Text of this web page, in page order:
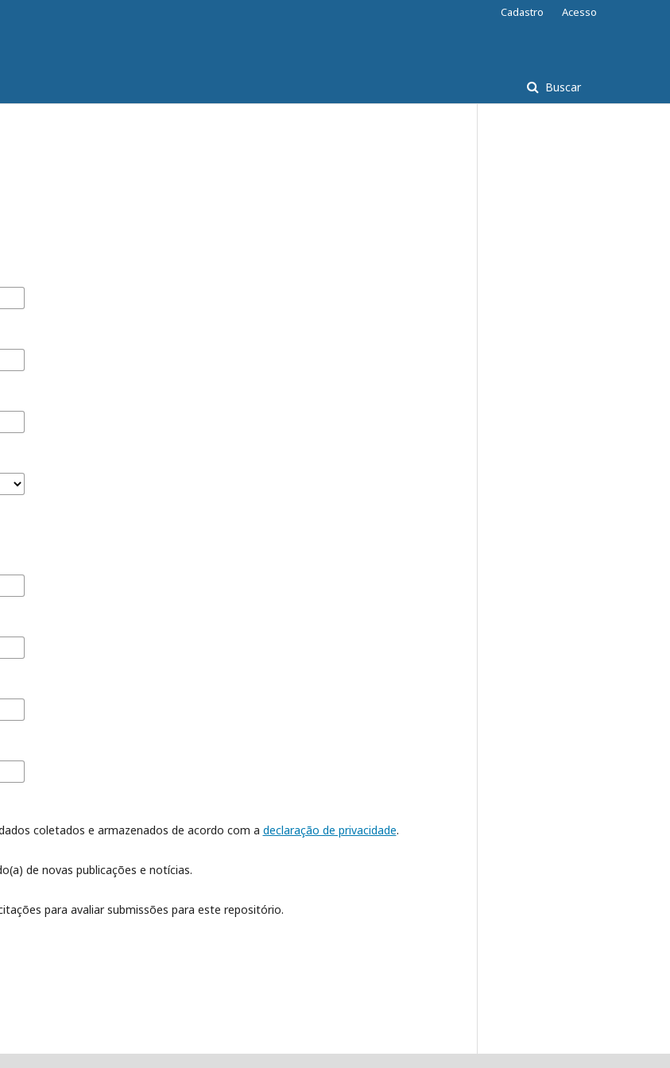
Buscar
Cadastro Acesso
coletados e armazenados de acordo com a declaração de privacidade.
de novas publicações e notícias.
para avaliar submissões para este repositório.